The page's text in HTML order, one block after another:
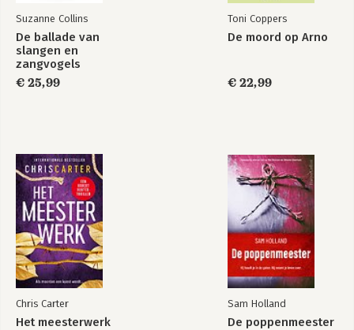
Suzanne Collins
De ballade van
slangen en
zangvogels
€ 25,99
Toni Coppers
De moord op Arno
€ 22,99
Chris Carter
Het meesterwerk
Sam Holland
De poppenmeester